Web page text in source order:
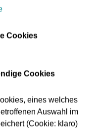
einmaligen Einlösen.
mit anderen
kombinierbar.
Erstattung der
Coupons sind
Nachdruck oder eine
Cookies
Cookies
eines welches
Auswahl im
(Cookie: klaro)